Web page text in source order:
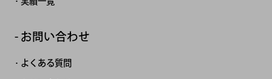
お問い合わせ
よくある質問